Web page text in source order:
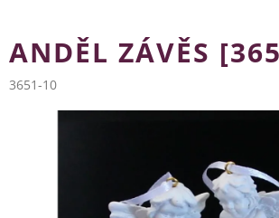
ANDĚL ZÁVĚS
3651-10